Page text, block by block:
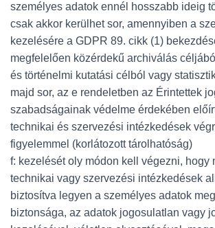
személyes adatok ennél hosszabb ideig
csak akkor kerülhet sor, amennyiben a
kezelésére a GDPR 89. cikk (1)
megfelelően közérdekű archiválás
és történelmi kutatási célból vagy
majd sor, az e rendeletben az Érintettek
szabadságainak védelme érdekében
technikai és szervezési intézkedések
figyelemmel (korlátozott tárolhatóság)
f: kezelését oly módon kell végezni, hogy
technikai vagy szervezési intézkedések
biztosítva legyen a személyes adatok
biztonsága, az adatok jogosulatlan vagy